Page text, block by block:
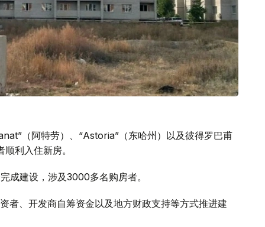
（阿特劳）、“Astoria”（东哈州）以及彼得罗巴甫
利入住新房。
成建设，涉及3000多名购房者。
者、开发商自筹资金以及地方财政支持等方式推进建